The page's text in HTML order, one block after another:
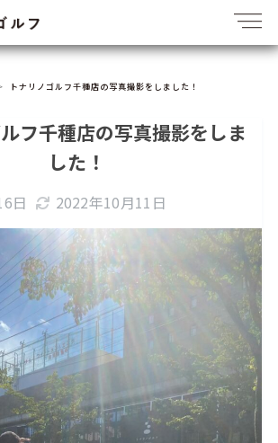
トナリノゴルフ千種店の写真撮影をしました！
フ千種店の写真撮影をしま
した！
日 2022年10月11日